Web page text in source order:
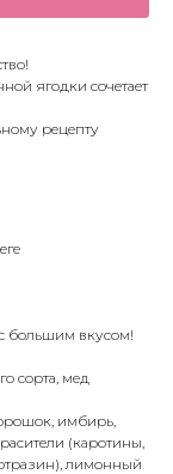
ягодки сочетает
рецепту
большим вкусом!
сорта, мед
имбирь,
(каротины,
лимонный